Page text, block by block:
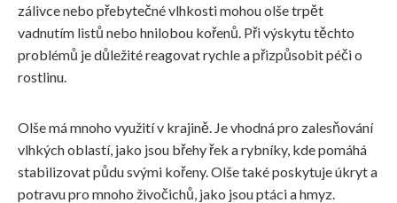
zálivce nebo přebytečné vlhkosti mohou olše trpět
vadnutím listů nebo hnilobou kořenů. Při výskytu těchto
problémů je důležité reagovat rychle a přizpůsobit péči o
rostlinu.
Olše má mnoho využití v krajině. Je vhodná pro zalesňování
vlhkých oblastí, jako jsou břehy řek a rybníky, kde pomáhá
stabilizovat půdu svými kořeny. Olše také poskytuje úkryt a
potravu pro mnoho živočichů, jako jsou ptáci a hmyz.